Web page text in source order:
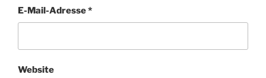
E-Mail-Adresse*
Website